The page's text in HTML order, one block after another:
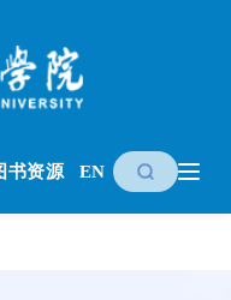
书资源 EN